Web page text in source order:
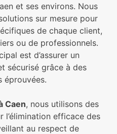
et ses environs. Nous
sur mesure pour
de chaque client,
ou de professionnels.
est d’assurer un
sécurisé grâce à des
éprouvées.
Caen, nous utilisons des
l’élimination efficace des
au respect de